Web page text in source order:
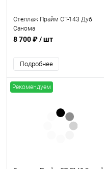
Стеллаж Прайм СТ-143 Дуб
Санома
8 700 ₽/ шт
Подробнее
Рекомендуем